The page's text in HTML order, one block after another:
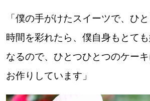
「僕の手がけたスイーツで、ひ
時間を彩れたら、僕自身もとて
なるので、ひとつひとつのケー
お作りしています」